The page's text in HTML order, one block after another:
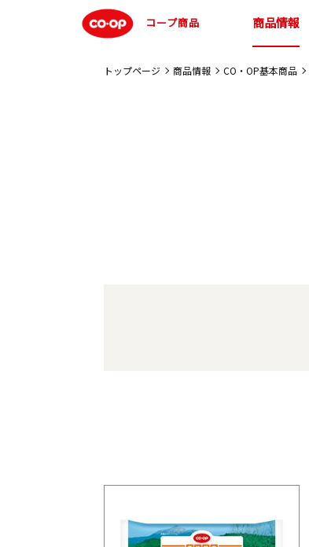
コープ商品 商品情報
トップページ 商品情報 CO・OP基本商品